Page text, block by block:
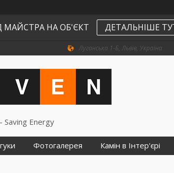
НА ОБ'ЄКТ ДЕТАЛЬНІШЕ
Луганська 1-Б, Львів, Україна
Saving Energy
Фотогалерея Камін в Інтер'єрі